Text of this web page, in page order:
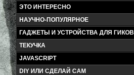
ЭТО ИНТЕРЕСНО
НАУЧНО-ПОПУЛЯРНОЕ
ГАДЖЕТЫ И УСТРОЙСТВА ДЛЯ ГИКОВ
ТЕКУЧКА
JAVASCRIPT
DIY ИЛИ СДЕЛАЙ САМ